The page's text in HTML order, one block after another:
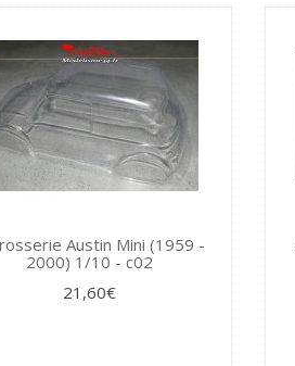
Austin Mini (1959 -
2000) 1/10 - c02
21,60€